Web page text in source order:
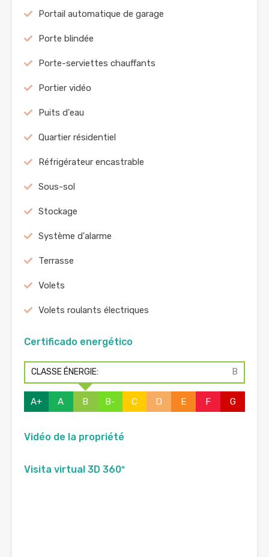
Portail automatique de garage
Porte blindée
Porte-serviettes chauffants
Portier vidéo
Puits d'eau
Quartier résidentiel
Réfrigérateur encastrable
Sous-sol
Stockage
Système d'alarme
Terrasse
Volets
Volets roulants électriques
Certificado energético
CLASSE ÉNERGIE: B
A+ A B B- C D E F G
Vidéo de la propriété
Visita virtual 3D 360º